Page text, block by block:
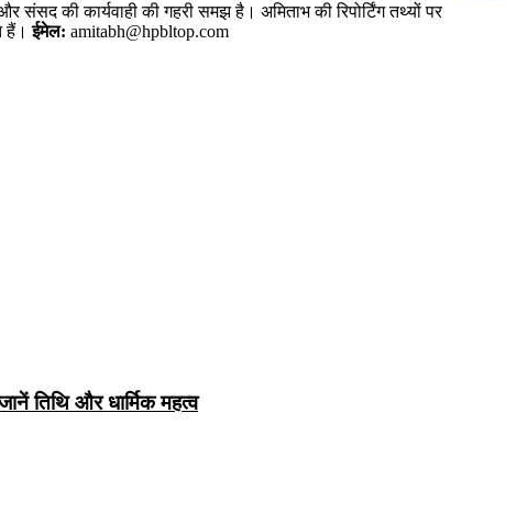
की कार्यवाही की गहरी समझ है। अमिताभ की रिपोर्टिंग तथ्यों पर
हैं।ईमेल: amitabh@hpbltop.com
तिथि और धार्मिक महत्व